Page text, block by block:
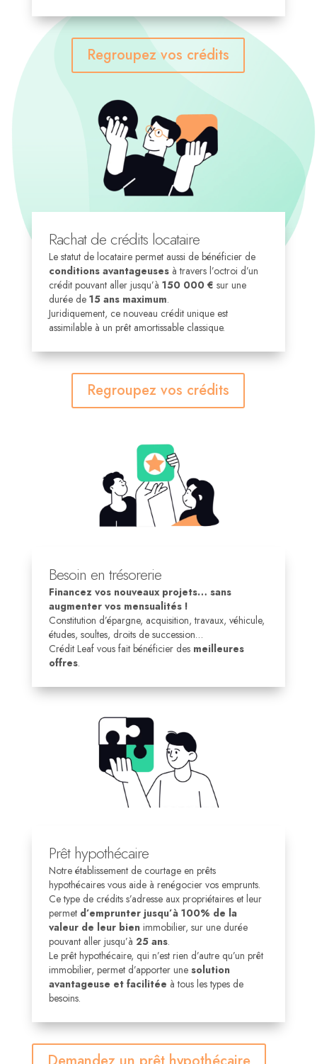
Regroupez vos crédits
Rachat de crédits locataire
Le statut de locataire permet aussi de bénéficier de
conditions avantageusesà travers l’octroi d’un
crédit pouvant aller jusqu’à 150 000 € sur une
durée de 15 ans maximum.
Juridiquement, ce nouveau crédit unique est
assimilable à un prêt amortissable classique.
Regroupez vos crédits
Besoin en trésorerie
Financez vos nouveaux projets… sans
augmenter vos mensualités !
Constitution d’épargne, acquisition, travaux, véhicule,
études, soultes, droits de succession…
Crédit Leaf vous fait bénéficier des meilleures
offres.
Prêt hypothécaire
Notre établissement de courtage en prêts
hypothécaires vous aide à renégocier vos emprunts.
Ce type de crédits s’adresse aux propriétaires et leur
permet d’emprunter jusqu’à 100% de la
valeur de leur bienimmobilier, sur une durée
pouvant aller jusqu’à 25 ans.
Le prêt hypothécaire, qui n’est rien d’autre qu’un prêt
immobilier, permet d’apporter une solution
avantageuse et facilitée à tous les types de
besoins.